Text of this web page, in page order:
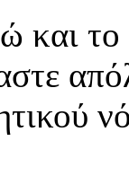
το